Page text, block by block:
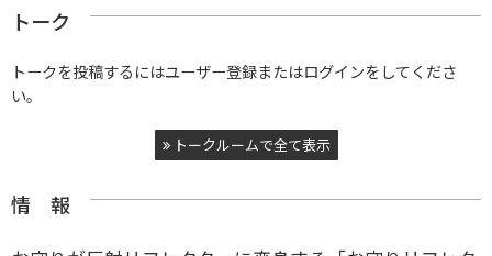
トーク
トークを投稿するにはユーザー登録またはログインをしてくださ
い。
トークルームで全て表示
情 報